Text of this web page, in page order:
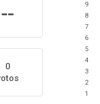
--
0
9
8
7
6
5
4
3
2
1